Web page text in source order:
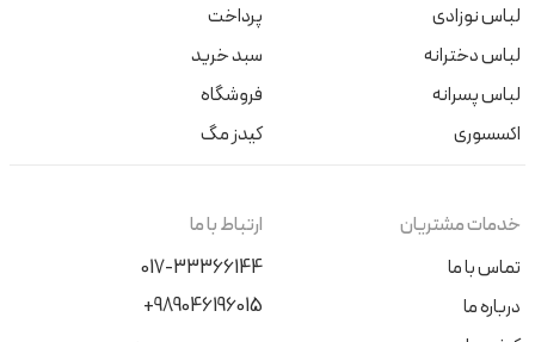
لباس نوزادی
لباس دخترانه
لباس پسرانه
اکسسوری
پرداخت
سبد خرید
فروشگاه
کیدز مگ
خدمات مشتریان
تماس با ما
درباره ما
ارتباط با ما
017-33366144
+989046196015